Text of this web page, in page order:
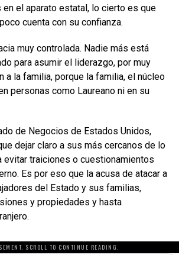
el aparato estatal, lo cierto es que
cuenta con su confianza.
muy controlada. Nadie más está
para asumir el liderazgo, por muy
a la familia, porque la familia, el núcleo
personas como Laureano ni en su
de Negocios de Estados Unidos,
dejar claro a sus más cercanos de lo
evitar traiciones o cuestionamientos
Es por eso que la acusa de atacar a
del Estado y sus familias,
y propiedades y hasta
SCROLL TO CONTINUE READING.